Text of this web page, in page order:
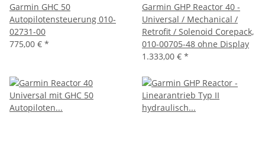
Garmin GHC 50
Autopilotensteuerung 010-
02731-00
775,00 € *
Garmin GHP Reactor 40 -
Universal / Mechanical /
Retrofit / Solenoid Corepack,
010-00705-48 ohne Display
1.333,00 € *